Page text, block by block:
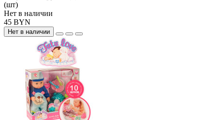
(шт)
Нет в наличии
45 BYN
Нет в наличии